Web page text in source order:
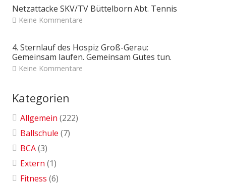
Netzattacke SKV/TV Büttelborn Abt. Tennis
Keine Kommentare
4. Sternlauf des Hospiz Groß-Gerau:
Gemeinsam laufen. Gemeinsam Gutes tun.
Keine Kommentare
Kategorien
Allgemein (222)
Ballschule (7)
BCA(3)
Extern (1)
Fitness (6)